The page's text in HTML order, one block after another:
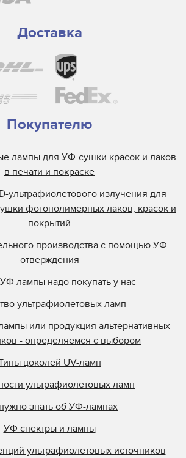
Доставка
Покупателю
лампы для УФ-сушки красок и лаков
в печати и покраске
ультрафиолетового излучения для
фотополимерных лаков, красок и
покрытий
производства с помощью УФ-
отверждения
лампы надо покупать у нас
ультрафиолетовых ламп
или продукция альтернативных
- определяемся с выбором
цоколей UV-ламп
ультрафиолетовых ламп
знать об УФ-лампах
УФ спектры и лампы
ультрафиолетовых источников